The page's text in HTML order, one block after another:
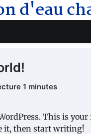
d'eau
This is
it, then start writing!